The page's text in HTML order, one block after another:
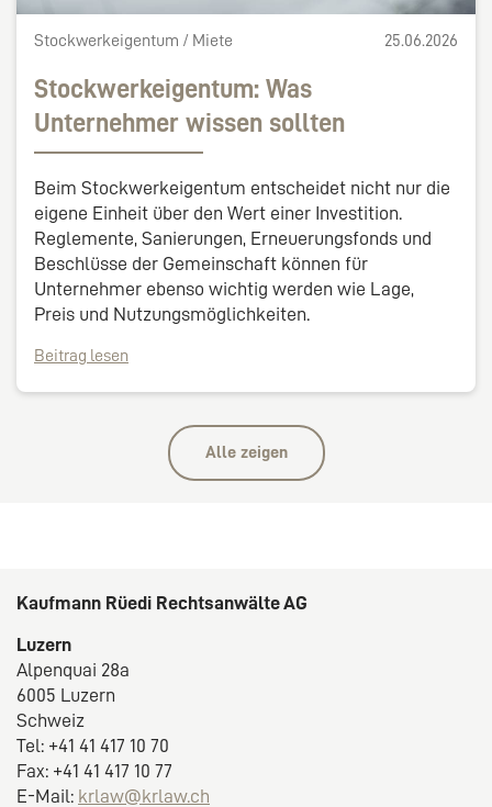
Stockwerkeigentum / Miete 25.06.2026
Stockwerkeigentum: Was
Unternehmer wissen sollten
Beim Stockwerkeigentum entscheidet nicht nur die
eigene Einheit über den Wert einer Investition.
Reglemente, Sanierungen, Erneuerungsfonds und
Beschlüsse der Gemeinschaft können für
Unternehmer ebenso wichtig werden wie Lage,
Preis und Nutzungsmöglichkeiten.
Beitrag lesen
Alle zeigen
Kaufmann Rüedi Rechtsanwälte AG
Luzern
Alpenquai 28a
6005 Luzern
Schweiz
Tel: +41 41 417 10 70
Fax: +41 41 417 10 77
E-Mail: krlaw@krlaw.ch